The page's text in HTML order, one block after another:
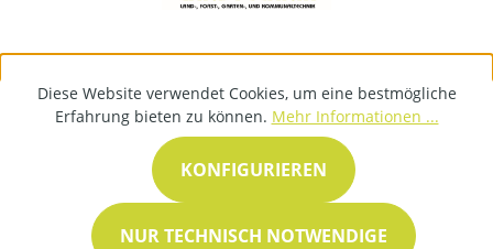
Diese Website verwendet Cookies, um eine bestmögliche
Erfahrung bieten zu können. Mehr Informationen ...
NUR TECHNISCH NOTWENDIGE
KONFIGURIEREN